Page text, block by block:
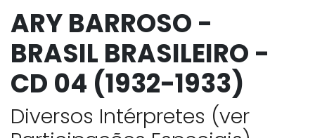
ARY BARROSO -
BRASIL BRASILEIRO -
CD 04 (1932-1933)
Diversos Intérpretes (ver